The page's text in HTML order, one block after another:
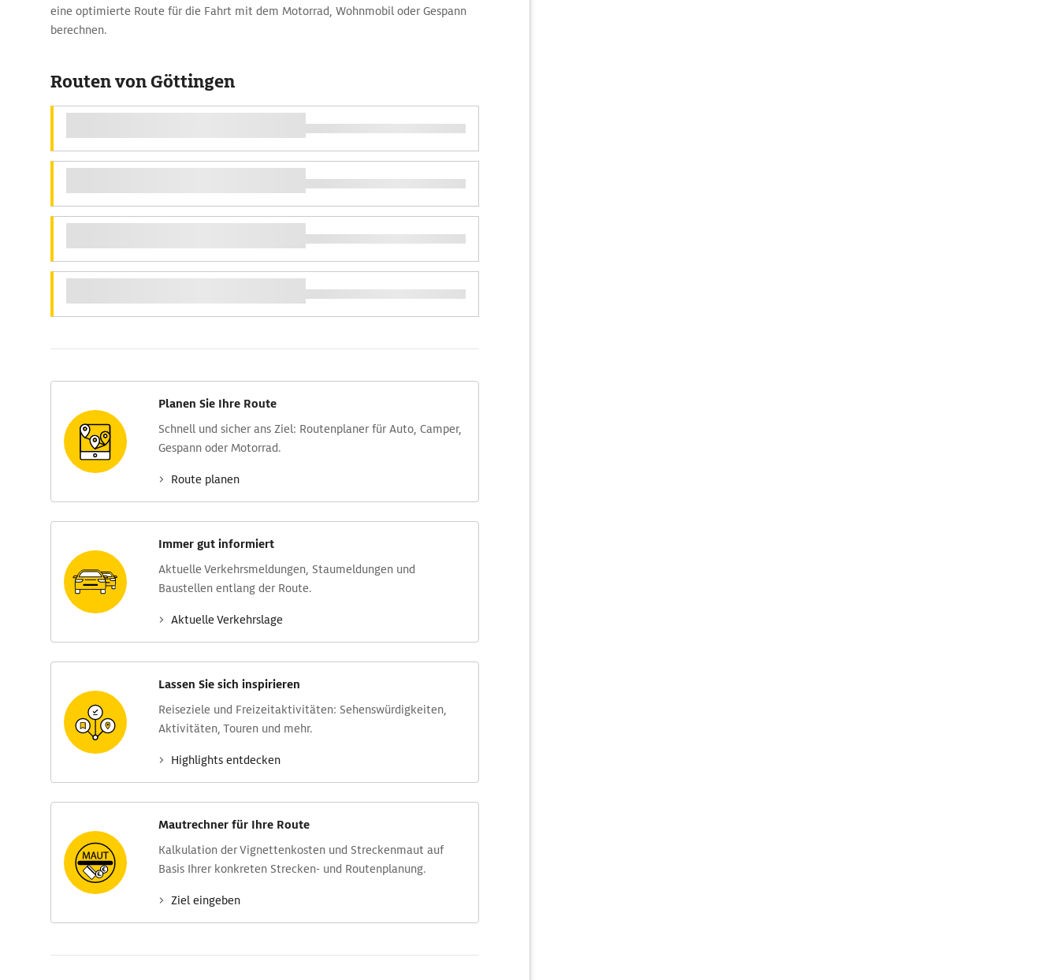
eine optimierte Route für die Fahrt mit dem Motorrad, Wohnmobil oder Gespann
berechnen.
Routen von Göttingen
Planen Sie Ihre Route
Schnell und sicher ans Ziel: Routen­planer für Auto, Camper,
Gespann oder Motorrad.
Route planen
Immer gut informiert
Aktuelle Verkehrs­meldungen, Stau­meldungen und
Baustellen entlang der Route.
Aktuelle Verkehrs­lage
Lassen Sie sich inspirieren
Reise­ziele und Freizeit­aktivitäten: Sehens­würdig­keiten,
Aktivitäten, Touren und mehr.
Highlights entdecken
Mautrechner für Ihre Route
Kalkulation der Vignettenkosten und Streckenmaut auf
Basis Ihrer konkreten Strecken- und Routenplanung.
Ziel eingeben